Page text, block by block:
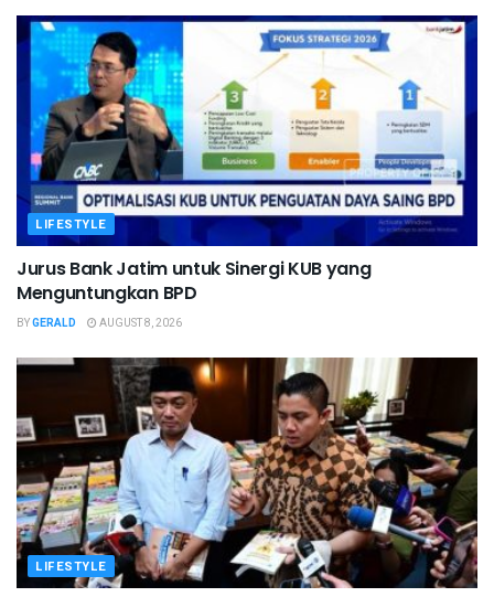
LIFESTYLE
Jurus Bank Jatim untuk Sinergi KUB yang
Menguntungkan BPD
BYGERALD AUGUST 8, 2026
LIFESTYLE